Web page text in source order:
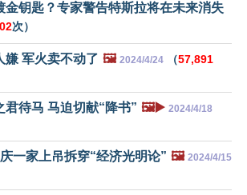
金钥匙？专家警告特斯拉将在未来消失
次）
嫌 军火卖不动了 🖼️ 2024/4/24 （57,891
君待马 马迫切献“降书” 🖼️▶️ 2024/4/18
一家上吊拆穿“经济光明论” 🖼️ 2024/4/15